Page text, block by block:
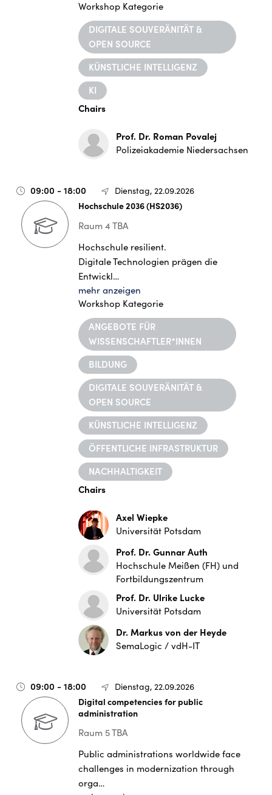
Workshop Kategorie
DIGITALE SOUVERÄNITÄT &
OPEN SOURCE
KÜNSTLICHE INTELLIGENZ
KI
Chairs
Prof. Dr. Roman Povalej
Polizeiakademie Niedersachsen
09:00 - 18:00
Dienstag, 22.09.2026
Hochschule 2036 (HS2036)
Raum 4 TBA
Hochschule resilient.
Digitale Technologien prägen die
Entwickl…
mehr anzeigen
Workshop Kategorie
ANGEBOTE FÜR
WISSENSCHAFTLER*INNEN
BILDUNG
DIGITALE SOUVERÄNITÄT &
OPEN SOURCE
KÜNSTLICHE INTELLIGENZ
ÖFFENTLICHE INFRASTRUKTUR
NACHHALTIGKEIT
Chairs
Axel Wiepke
Universität Potsdam
Prof. Dr. Gunnar Auth
Hochschule Meißen (FH) und
Fortbildungszentrum
Prof. Dr. Ulrike Lucke
Universität Potsdam
Dr. Markus von der Heyde
SemaLogic / vdH-IT
09:00 - 18:00
Dienstag, 22.09.2026
Digital competencies for public
administration
Raum 5 TBA
Public administrations worldwide face
challenges in modernization through
orga…